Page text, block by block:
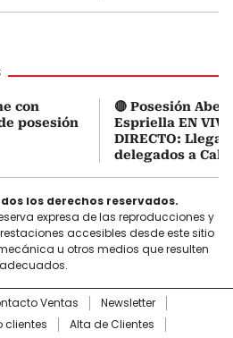
con
posesión
🔴 Posesión
Espriella EN
DIRECTO:
delegados a Cali
los derechos reservados.
expresa de las reproducciones y
accesibles desde este sitio
u otros medios que resulten
adecuados.
Ventas
Newsletter
clientes
Alta de Clientes